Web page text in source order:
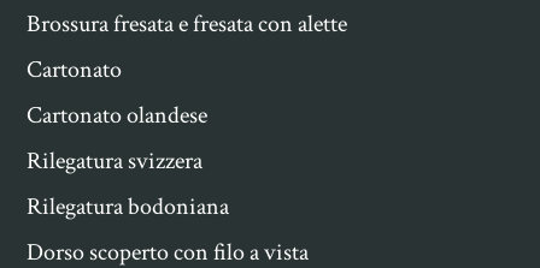
Brossura fresata e fresata con alette
Cartonato
Cartonato olandese
Rilegatura svizzera
Rilegatura bodoniana
Dorso scoperto con filo a vista